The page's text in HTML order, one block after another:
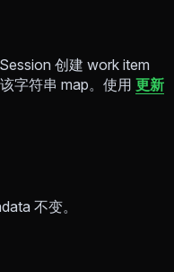
创建 work item
字符串 map。使用 更新
不变。